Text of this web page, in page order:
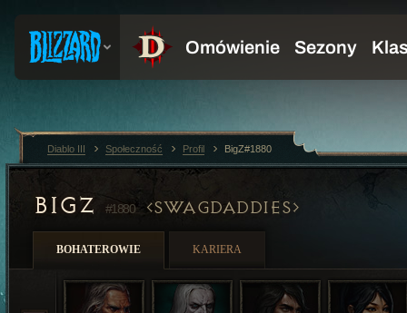
BIGZ #1880 SWAGDADDIES
BOHATEROWIE KARIERA
Diablo III Społeczność Profil BigZ#1880